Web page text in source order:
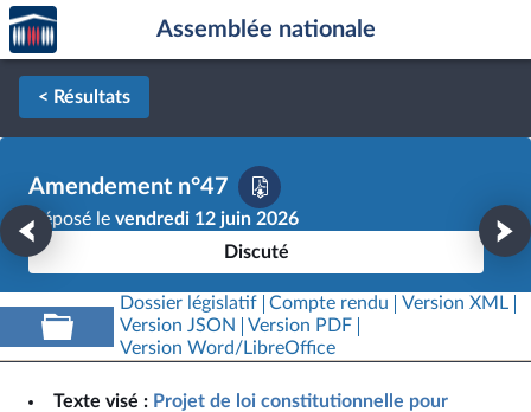
Aller au contenu
Aller en bas de la page
Accèder
à la
page
d'accueil
Assemblée nationale
< Résultats
Amendement n°47
Déposé le vendredi 12 juin 2026
Discuté
Dossier législatif Compte rendu
Version XML
Version JSON
Version PDF
Version Word/LibreOffice
Texte visé : Projet de loi constitutionnelle pour